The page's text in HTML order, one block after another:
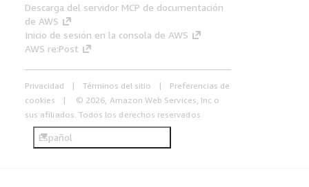
Descarga del servidor MCP de documentación
de AWS
Inicio de sesión en la consola de AWS
AWS re:Post
Privacidad Términos del sitio
Preferencias de
cookies
© 2026, Amazon Web Services, Inc o
sus afiliados. Todos los derechos reservados.
Español